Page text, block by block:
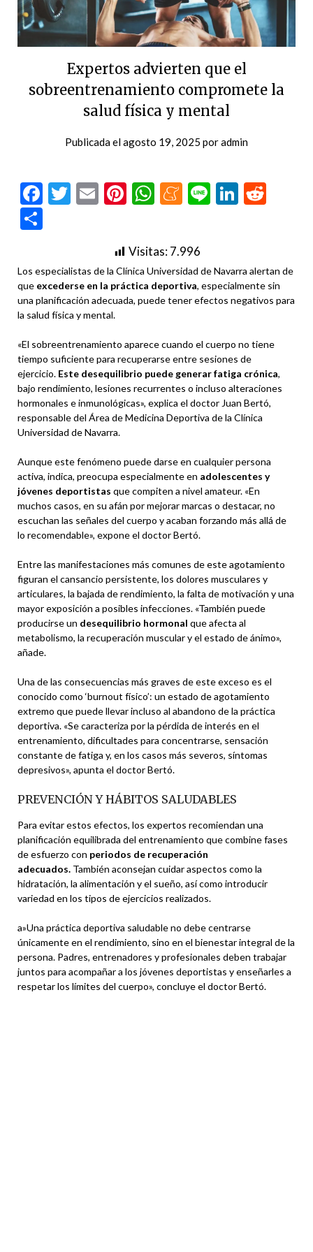
Expertos advierten que el
sobreentrenamiento compromete la
salud física y mental
Publicada elagosto 19, 2025 poradmin
Facebook
Twitter
EmailPinterest
WhatsApp
Meneame
Line
Visitas:7.996
Los especialistas de la Clínica Universidad de Navarra alertan de
que excederse en la práctica deportiva, especialmente sin
una planificación adecuada, puede tener efectos negativos para
la salud física y mental.
«El sobreentrenamiento aparece cuando el cuerpo no tiene
tiempo suficiente para recuperarse entre sesiones de
ejercicio. Este desequilibrio puede generar fatiga crónica,
bajo rendimiento, lesiones recurrentes o incluso alteraciones
hormonales e inmunológicas», explica el doctor Juan Bertó,
responsable del Área de Medicina Deportiva de la Clínica
Universidad de Navarra.
Aunque este fenómeno puede darse en cualquier persona
activa, indica, preocupa especialmente en adolescentes y
jóvenes deportistas que compiten a nivel amateur. «En
muchos casos, en su afán por mejorar marcas o destacar, no
escuchan las señales del cuerpo y acaban forzando más allá de
lo recomendable», expone el doctor Bertó.
Entre las manifestaciones más comunes de este agotamiento
figuran el cansancio persistente, los dolores musculares y
articulares, la bajada de rendimiento, la falta de motivación y una
mayor exposición a posibles infecciones. «También puede
producirse un desequilibrio hormonal que afecta al
metabolismo, la recuperación muscular y el estado de ánimo»,
añade.
Una de las consecuencias más graves de este exceso es el
conocido como ‘burnout físico’: un estado de agotamiento
extremo que puede llevar incluso al abandono de la práctica
deportiva. «Se caracteriza por la pérdida de interés en el
entrenamiento, dificultades para concentrarse, sensación
constante de fatiga y, en los casos más severos, síntomas
depresivos», apunta el doctor Bertó.
PREVENCIÓN Y HÁBITOS SALUDABLES
Para evitar estos efectos, los expertos recomiendan una
planificación equilibrada del entrenamiento que combine fases
de esfuerzo con periodos de recuperación
adecuados. También aconsejan cuidar aspectos como la
hidratación, la alimentación y el sueño, así como introducir
variedad en los tipos de ejercicios realizados.
a»Una práctica deportiva saludable no debe centrarse
únicamente en el rendimiento, sino en el bienestar integral de la
persona. Padres, entrenadores y profesionales deben trabajar
juntos para acompañar a los jóvenes deportistas y enseñarles a
respetar los límites del cuerpo», concluye el doctor Bertó.